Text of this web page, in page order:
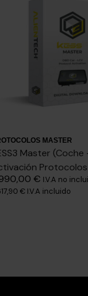
MASTER
Master (Coche
Protocolos
€ I.V.A no
€ I.V.A incluido